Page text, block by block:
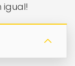
igual!